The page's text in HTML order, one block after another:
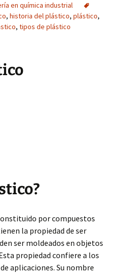
en química industrial
, historia del plástico, plástico,
, tipos de plástico
por compuestos
la propiedad de ser
ser moldeados en objetos
propiedad confiere a los
aplicaciones. Su nombre